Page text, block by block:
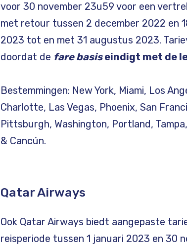
voor 30 november 23u59 voor een
met retour tussen 2 december 2022 en
2023 tot en met 31 augustus 2023.
doordat de fare basiseindigt met de
Bestemmingen: New York, Miami, Los
Charlotte, Las Vegas, Phoenix, San
Pittsburgh, Washington, Portland,
& Cancún.
Qatar Airways
Ook Qatar Airways biedt aangepaste
reisperiode tussen 1 januari 2023 en 30